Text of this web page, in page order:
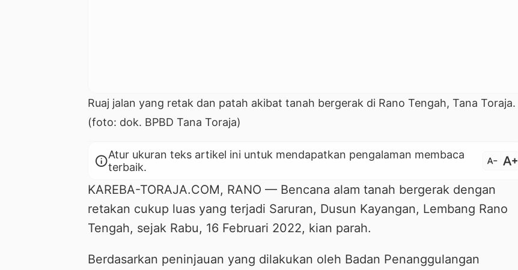
Ruaj jalan yang retak dan patah akibat tanah bergerak di Rano Tengah, Tana Toraja.
(foto: dok. BPBD Tana Toraja)
infoAtur ukuran teks artikel ini untuk mendapatkan pengalaman membaca
terbaik.
text_decrease text_increase
KAREBA-TORAJA.COM, RANO — Bencana alam tanah bergerak dengan
retakan cukup luas yang terjadi Saruran, Dusun Kayangan, Lembang Rano
Tengah, sejak Rabu, 16 Februari 2022, kian parah.
Berdasarkan peninjauan yang dilakukan oleh Badan Penanggulangan